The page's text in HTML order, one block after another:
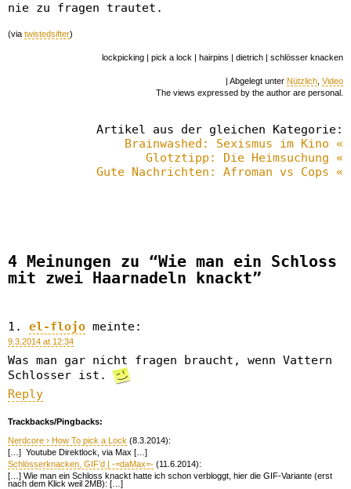
nie zu fragen trautet.
(via twistedsifter)
lockpicking | pick a lock | hairpins | dietrich | schlösser knacken
| Abgelegt unter Nützlich Video
The views expressed by the author are personal.
Artikel aus der gleichen Kategorie:
Brainwashed: Sexismus im Kino «
Glotztipp: Die Heimsuchung «
Gute Nachrichten: Afroman vs Cops «
4 Meinungen zu “Wie man ein Schloss
mit zwei Haarnadeln knackt”
el-flojo meinte:
9.3.2014 at 12:34
Was man gar nicht fragen braucht, wenn Vattern
Schlosser ist.
Reply
Trackbacks/Pingbacks:
Nerdcore › How To pick a Lock (8.3.2014):
[…] Youtube Direktlock, via Max […]
Schlösserknacken, GIF’d | -=daMax=- (11.6.2014):
[…] Wie man ein Schloss knackt hatte ich schon verbloggt, hier die GIF-Variante (erst
nach dem Klick weil 2MB): […]